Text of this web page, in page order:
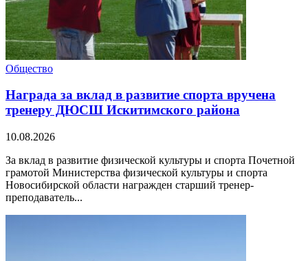
Общество
Награда за вклад в развитие спорта вручена
тренеру ДЮСШ Искитимского района
10.08.2026
За вклад в развитие физической культуры и спорта Почетной
грамотой Министерства физической культуры и спорта
Новосибирской области награжден старший тренер-
преподаватель...